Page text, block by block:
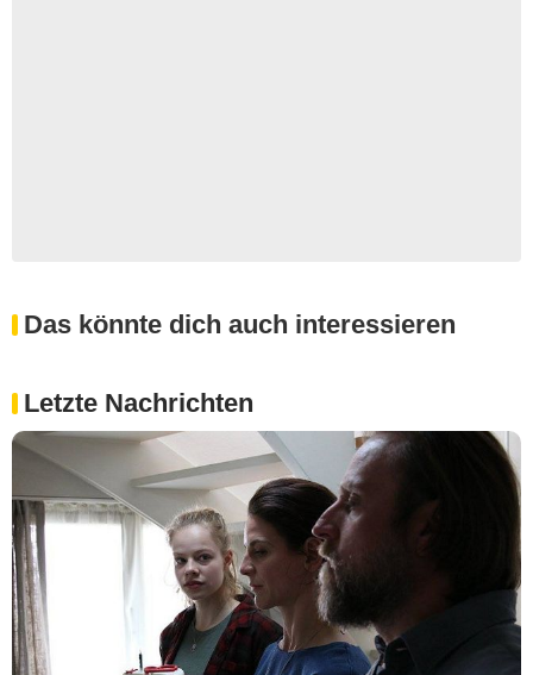
Das könnte dich auch interessieren
Letzte Nachrichten